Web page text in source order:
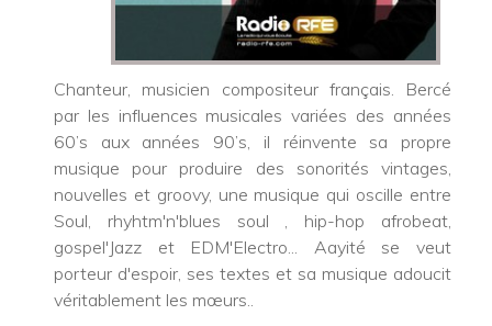
Chanteur, musicien compositeur français. Bercé
par les influences musicales variées des années
60’s aux années 90’s, il réinvente sa propre
musique pour produire des sonorités vintages,
nouvelles et groovy, une musique qui oscille entre
Soul, rhyhtm'n'blues soul , hip-hop afrobeat,
gospel'Jazz et EDM'Electro... Aayité se veut
porteur d'espoir, ses textes et sa musique adoucit
véritablement les mœurs..